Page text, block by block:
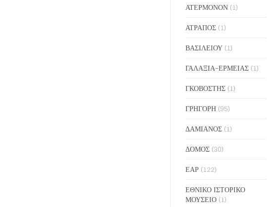
ΑΤΕΡΜΟΝΟΝ (1)
ΑΤΡΑΠΟΣ (1)
ΒΑΣΙΛΕΙΟΥ (1)
ΓΑΛΑΞΙΑ-ΕΡΜΕΙΑΣ (1)
ΓΚΟΒΟΣΤΗΣ (1)
ΓΡΗΓΟΡΗ (95)
ΔΑΜΙΑΝΟΣ (1)
ΔΟΜΟΣ (30)
ΕΑΡ (122)
ΕΘΝΙΚΟ ΙΣΤΟΡΙΚΟ
ΜΟΥΣΕΙΟ (1)